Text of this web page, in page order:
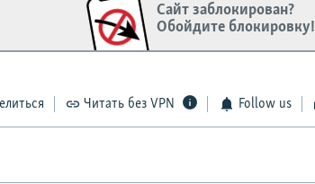
Сайт заблокирован?
Обойдите блокировку!
Читать без VPN Follow us